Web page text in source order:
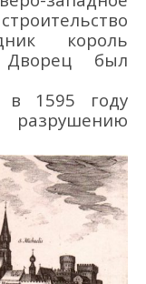
троительство
король
ворец был
1595 году